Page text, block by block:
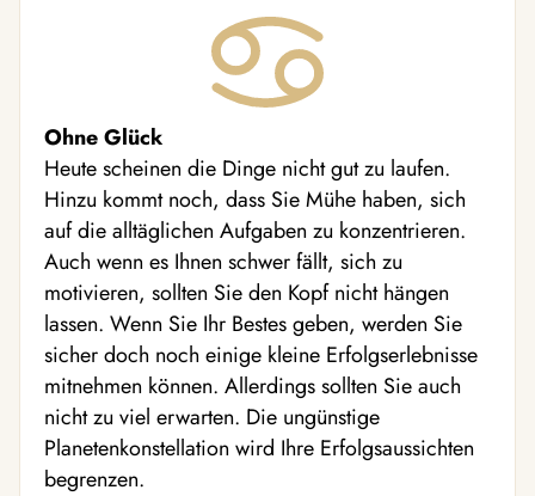
Ohne Glück
Heute scheinen die Dinge nicht gut zu laufen.
Hinzu kommt noch, dass Sie Mühe haben, sich
auf die alltäglichen Aufgaben zu konzentrieren.
Auch wenn es Ihnen schwer fällt, sich zu
motivieren, sollten Sie den Kopf nicht hängen
lassen. Wenn Sie Ihr Bestes geben, werden Sie
sicher doch noch einige kleine Erfolgserlebnisse
mitnehmen können. Allerdings sollten Sie auch
nicht zu viel erwarten. Die ungünstige
Planetenkonstellation wird Ihre Erfolgsaussichten
begrenzen.